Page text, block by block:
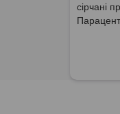
сірчані